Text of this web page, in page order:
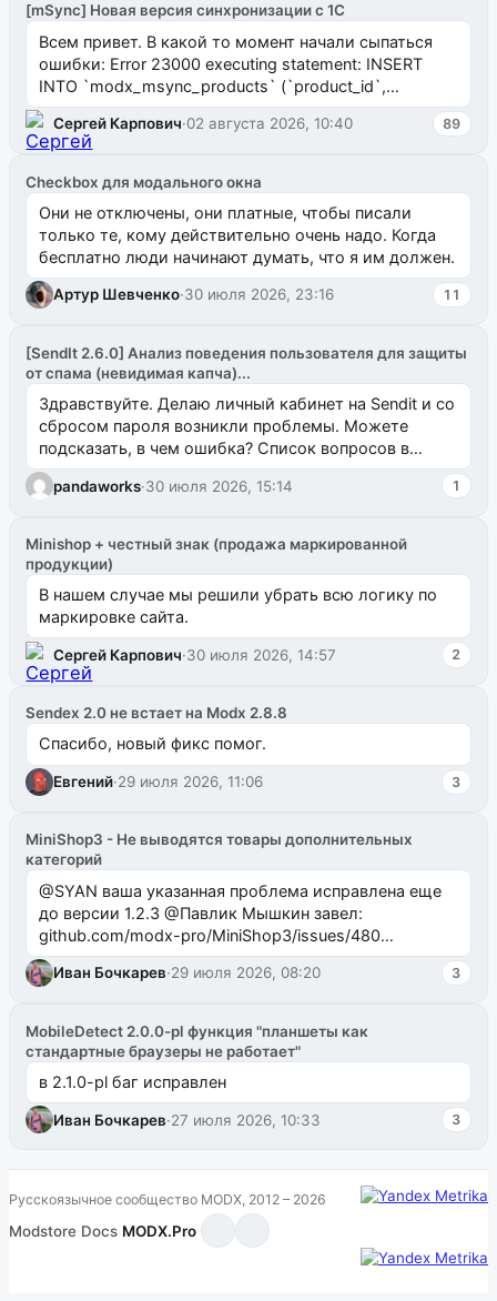
[mSync] Новая версия синхронизации с 1С
Всем привет. В какой то момент начали сыпаться
ошибки: Error 23000 executing statement: INSERT
INTO `modx_msync_products` (`product_id`,
`uuid_1c`) VALUES ...
Сергей Карпович·02 августа 2026, 10:40 89
Checkbox для модального окна
Они не отключены, они платные, чтобы писали
только те, кому действительно очень надо. Когда
бесплатно люди начинают думать, что я им должен.
Артур Шевченко·30 июля 2026, 23:16 11
[SendIt 2.6.0] Анализ поведения пользователя для защиты
от спама (невидимая капча)...
Здравствуйте. Делаю личный кабинет на Sendit и со
сбросом пароля возникли проблемы. Можете
подсказать, в чем ошибка? Список вопросов в
одноименном разделе на modx.pro пока пуст, и,...
pandaworks·30 июля 2026, 15:14 1
Minishop + честный знак (продажа маркированной
продукции)
В нашем случае мы решили убрать всю логику по
маркировке сайта.
Сергей Карпович·30 июля 2026, 14:57 2
Sendex 2.0 не встает на Modx 2.8.8
Спасибо, новый фикс помог.
Евгений·29 июля 2026, 11:06 3
MiniShop3 - Не выводятся товары дополнительных
категорий
@SYAN ваша указанная проблема исправлена еще
до версии 1.2.3 @Павлик Мышкин завел:
github.com/modx-pro/MiniShop3/issues/480
github.com/modx-pro/MiniShop3/issues/481Исправим
в б...
Иван Бочкарев·29 июля 2026, 08:20 3
MobileDetect 2.0.0-pl функция "планшеты как
стандартные браузеры не работает"
в 2.1.0-pl баг исправлен
Иван Бочкарев·27 июля 2026, 10:33 3
Русскоязычное сообщество MODX, 2012 – 2026
Modstore·Docs·MODX.Pro·